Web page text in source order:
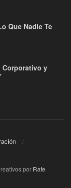
Que Nadie Te
Corporativo y
por Rafe